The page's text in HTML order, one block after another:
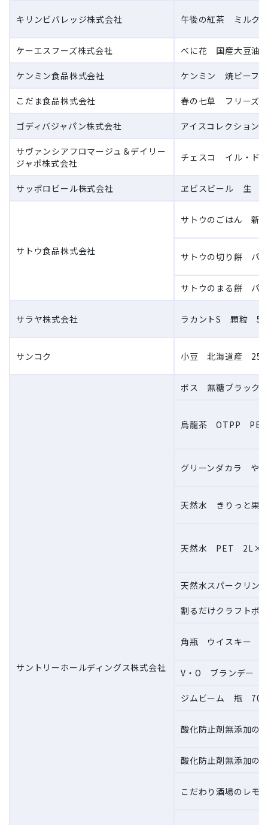
キリンビバレッジ株式会社 午後の紅茶 ミル
ケーエスフーズ株式会社 べに花 国産大豆油
ケンミン食品株式会社 ケンミン 焼ビーフ
こだま食品株式会社 春の七草 フリーズ
ゴディバジャパン株式会社 アイスコレクショ
サヴァンシアフロマージュ＆デイリー
ジャポ株式会社
チェスコ イル・
サッポロビール株式会社 ヱビスビール 生
サトウ食品株式会社
サトウのごはん 新
サトウの切り餅 パ
サトウのまる餅 パ
サラヤ株式会社 ラカントS 顆粒
サンコク 小豆 北海道産
サントリーホールディングス株式会社
ボス 無糖ブラッ
烏龍茶 OTPP
グリーンダカラ
天然水 きりっと
天然水 PET 2L×6
天然水スパークリ
割るだけクラフト
角瓶 ウイスキー
V・O ブランデー
ジムビーム 瓶
酸化防止剤無添加
酸化防止剤無添加
こだわり酒場のレ